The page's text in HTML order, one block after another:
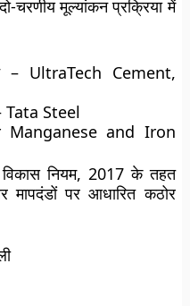
चरणीय मूल्यांकन प्रक्रिया में
– UltraTech Cement,
Steel
and Iron
नियम, 2017 के तहत
मापदंडों पर आधारित कठोर